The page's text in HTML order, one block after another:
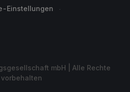
Einstellungen
mbH | Alle Rechte
vorbehalten